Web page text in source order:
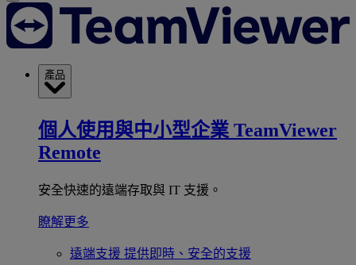
產品
個人使用與中小型企業 TeamViewer
Remote
安全快速的遠端存取與 IT 支援。
瞭解更多
遠端支援 提供即時、安全的支援